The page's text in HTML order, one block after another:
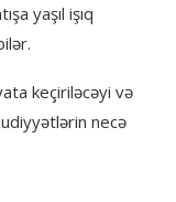
yaşıl işıq
keçiriləcəyi və
necə